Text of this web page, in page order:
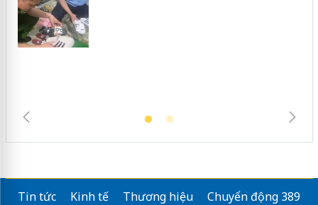
Tin tức Kinh tế Thương hiệu
Chuyển động 389